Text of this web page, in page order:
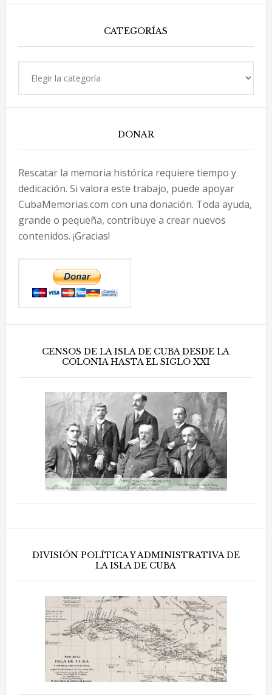
CATEGORÍAS
DONAR
Rescatar la memoria histórica requiere tiempo y
dedicación. Si valora este trabajo, puede apoyar
CubaMemorias.com con una donación. Toda ayuda,
grande o pequeña, contribuye a crear nuevos
contenidos. ¡Gracias!
CENSOS DE LA ISLA DE CUBA DESDE LA
COLONIA HASTA EL SIGLO XXI
DIVISIÓN POLÍTICA Y ADMINISTRATIVA DE
LA ISLA DE CUBA